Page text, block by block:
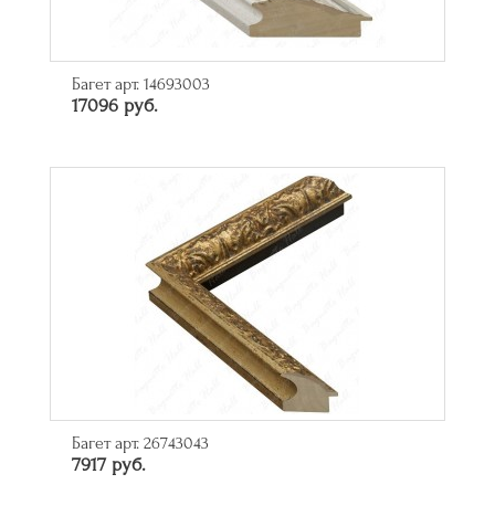
Багет арт. 14693003
17096 руб.
Багет арт. 26743043
7917 руб.